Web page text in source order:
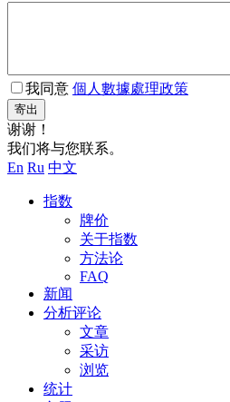
我同意 個人數據處理政策
寄出
谢谢！
我们将与您联系。
En Ru 中文
指数
牌价
关于指数
方法论
FAQ
新闻
分析评论
文章
采访
浏览
统计